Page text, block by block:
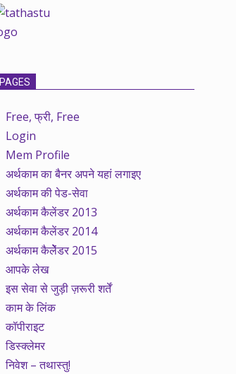
PAGES
Free, फ्री, Free
Login
Mem Profile
अर्थकाम का बैनर अपने यहां लगाइए
अर्थकाम की पेड-सेवा
अर्थकाम कैलेंडर 2013
अर्थकाम कैलेंडर 2014
अर्थकाम कैलेेंडर 2015
आपके लेख
इस सेवा से जुड़ी ज़रूरी शर्तें
काम के लिंक
कॉपीराइट
डिस्क्लेमर
निवेश – तथास्तु!